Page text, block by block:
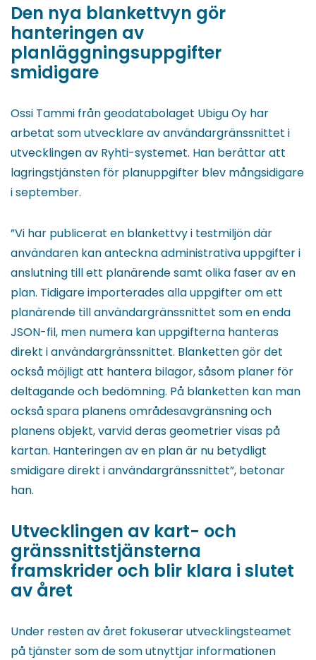
Den nya blankettvyn gör
hanteringen av
planläggningsuppgifter
smidigare
Ossi Tammi från geodatabolaget Ubigu Oy har
arbetat som utvecklare av användargränssnittet i
utvecklingen av Ryhti-systemet. Han berättar att
lagringstjänsten för planuppgifter blev mångsidigare
i september.
”Vi har publicerat en blankettvy i testmiljön där
användaren kan anteckna administrativa uppgifter i
anslutning till ett planärende samt olika faser av en
plan. Tidigare importerades alla uppgifter om ett
planärende till användargränssnittet som en enda
JSON-fil, men numera kan uppgifterna hanteras
direkt i användargränssnittet. Blanketten gör det
också möjligt att hantera bilagor, såsom planer för
deltagande och bedömning. På blanketten kan man
också spara planens områdesavgränsning och
planens objekt, varvid deras geometrier visas på
kartan. Hanteringen av en plan är nu betydligt
smidigare direkt i användargränssnittet”, betonar
han.
Utvecklingen av kart- och
gränssnittstjänsterna
framskrider och blir klara i slutet
av året
Under resten av året fokuserar utvecklingsteamet
på tjänster som de som utnyttjar informationen